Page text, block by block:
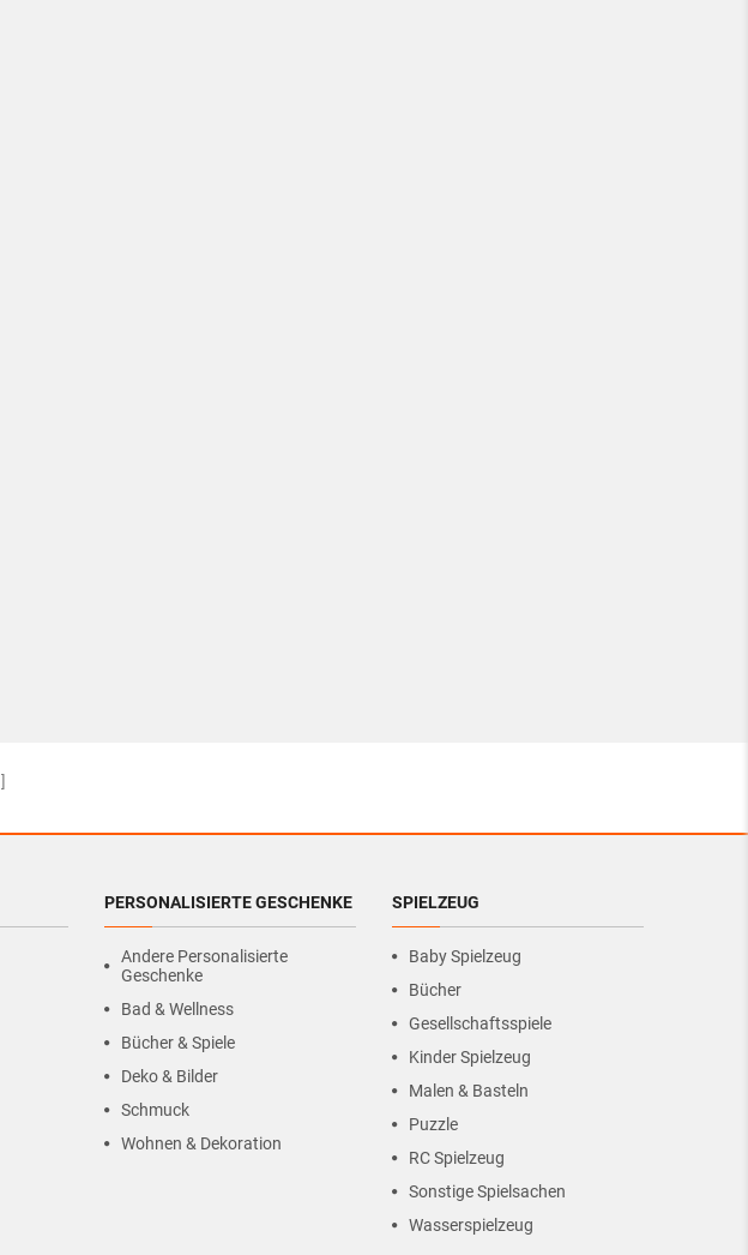
PERSONALISIERTE GESCHENKE
Andere Personalisierte
Geschenke
Bad & Wellness
Bücher & Spiele
Deko & Bilder
Schmuck
Wohnen & Dekoration
SPIELZEUG
Baby Spielzeug
Bücher
Gesellschaftsspiele
Kinder Spielzeug
Malen & Basteln
Puzzle
RC Spielzeug
Sonstige Spielsachen
Wasserspielzeug